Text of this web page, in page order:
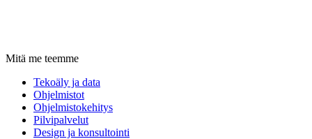
Mitä me teemme
Tekoäly ja data
Ohjelmistot
Ohjelmistokehitys
Pilvipalvelut
Design ja konsultointi